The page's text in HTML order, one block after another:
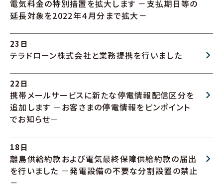
電気料金の特別措置を拡大します －支払期日等の
延長対象を2022年４月分まで拡大－
23日
テラドローン株式会社と業務提携を行いました
22日
携帯メールサービスに新たな停電情報配信区分を
追加します －お客さまの停電情報をピンポイント
でお知らせ－
18日
離島供給約款および電気最終保障供給約款の届出
を行いました －発電設備の不要な分割設置の禁止
－